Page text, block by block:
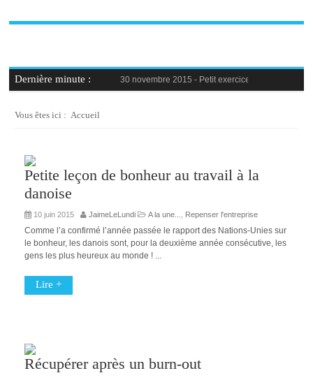
Dernière minute : 30 novembre 2015 - Petit exercice de la semaine
30 novembre 2015 -Blague au bureau #9
Vous êtes ici :Accueil
Petite leçon de bonheur au travail à la
danoise
10 juin 2015 JaimeLeLundi A la une... Repenser l'entreprise
Comme l’a confirmé l’année passée le rapport des Nations-Unies sur
le bonheur, les danois sont, pour la deuxième année consécutive, les
gens les plus heureux au monde ! ...
Lire +
Récupérer après un burn-out